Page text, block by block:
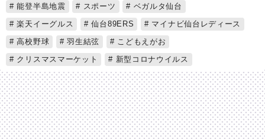
能登半島地震
スポーツ
ベガルタ仙台
楽天イーグルス
仙台89ERS
マイナビ仙台レディース
高校野球
羽生結弦
こどもえがお
クリスマスマーケット
新型コロナウイルス